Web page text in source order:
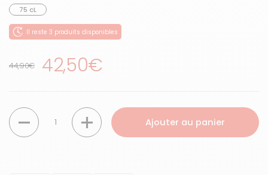
75 cL
Il reste 3 produits disponibles
Prix de solde
44,90€ Prix régulier
42,50€
Quantité
Ajouter au panier